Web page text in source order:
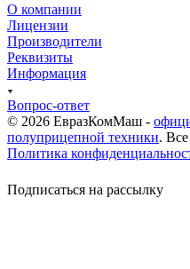
О компании
Лицензии
Производители
Реквизиты
Информация
Вопрос-ответ
© 2026 ЕвразКомМаш -
полуприцепной техники.
Политика
Подписаться на рассылку